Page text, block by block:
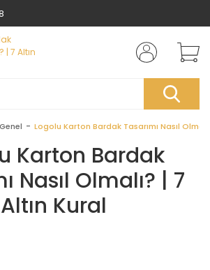
Genel Logolu Karton Bardak Tasarımı Nasıl
Karton Bardak
Nasıl Olmalı? | 7
Altın Kural